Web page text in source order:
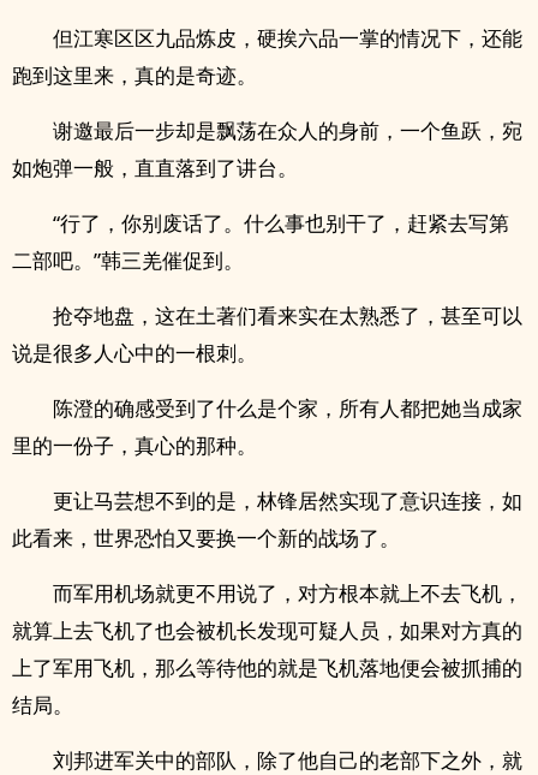
但江寒区区九品炼皮，硬挨六品一掌的情况下，还能
跑到这里来，真的是奇迹。
谢邀最后一步却是飘荡在众人的身前，一个鱼跃，宛
如炮弹一般，直直落到了讲台。
“行了，你别废话了。什么事也别干了，赶紧去写第
二部吧。”韩三羌催促到。
抢夺地盘，这在土著们看来实在太熟悉了，甚至可以
说是很多人心中的一根刺。
陈澄的确感受到了什么是个家，所有人都把她当成家
里的一份子，真心的那种。
更让马芸想不到的是，林锋居然实现了意识连接，如
此看来，世界恐怕又要换一个新的战场了。
而军用机场就更不用说了，对方根本就上不去飞机，
就算上去飞机了也会被机长发现可疑人员，如果对方真的
上了军用飞机，那么等待他的就是飞机落地便会被抓捕的
结局。
刘邦进军关中的部队，除了他自己的老部下之外，就